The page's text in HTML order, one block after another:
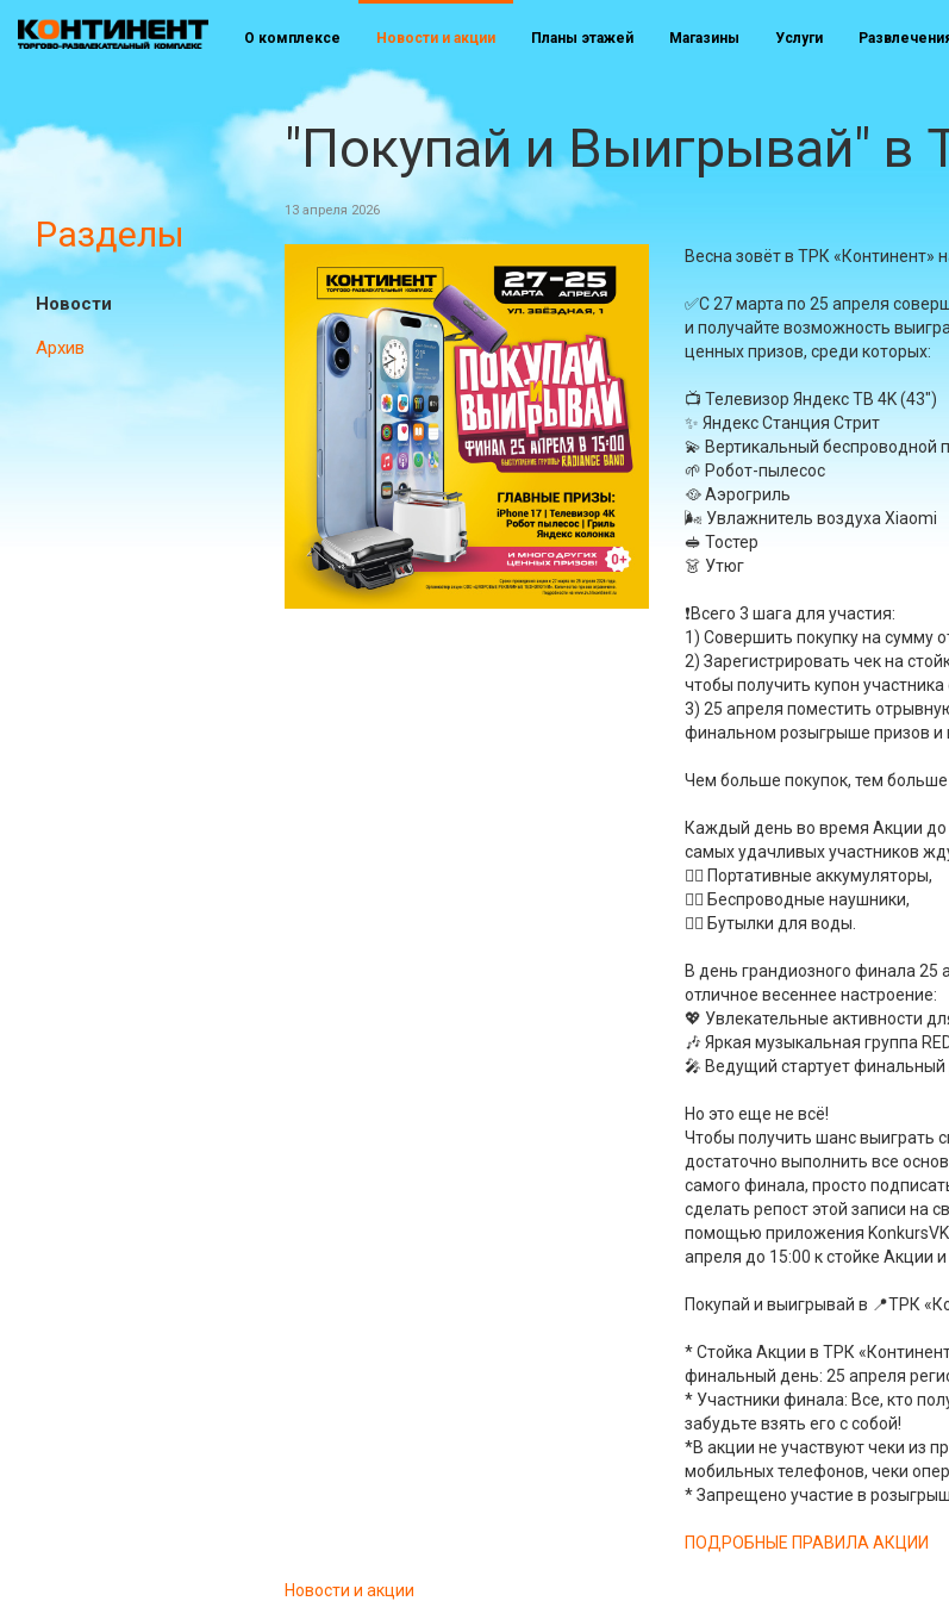
Разделы
Новости
Архив
О комплексе Новости и акции Планы этажей Магазины Услуги
"Покупай и Выигрывай" в
13 апреля 2026
Весна зовёт в ТРК «Континент»
✅С 27 марта по 25 апреля
и получайте возможность
ценных призов, среди которых:
📺 Телевизор Яндекс ТВ 4K (43")
✨ Яндекс Станция Стрит
💫 Вертикальный беспроводной
🌱 Робот-пылесос
🥘 Аэрогриль
🌬️ Увлажнитель воздуха Xiaomi
🥪 Тостер
👗 Утюг
❗️Всего 3 шага для участия:
1) Совершить покупку на сумму
2) Зарегистрировать чек на
чтобы получить купон
3) 25 апреля поместить
финальном розыгрыше призов и
Чем больше покупок, тем
Каждый день во время Акции до
самых удачливых участников
👉🏼 Портативные аккумуляторы,
👉🏼 Беспроводные наушники,
👉🏼 Бутылки для воды.
В день грандиозного финала 25
отличное весеннее настроение:
💖 Увлекательные активности
🎶 Яркая музыкальная группа
🎤 Ведущий стартует
Но это еще не всё!
Чтобы получить шанс выиграть
достаточно выполнить все
самого финала, просто
сделать репост этой записи на
помощью приложения
апреля до 15:00 к стойке Акции
Покупай и выигрывай в 📍ТРК
* Стойка Акции в ТРК
финальный день: 25 апреля
* Участники финала: Все, кто
забудьте взять его с собой!
*В акции не участвуют чеки из
мобильных телефонов, чеки
* Запрещено участие в
ПОДРОБНЫЕ ПРАВИЛА АКЦИИ
Новости и акции